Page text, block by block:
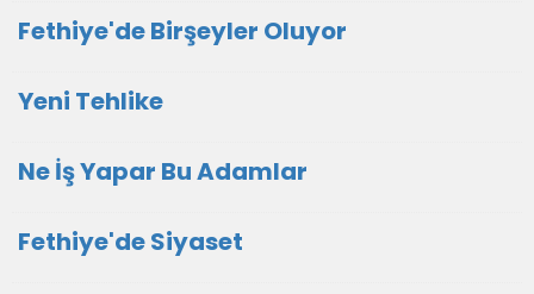
Fethiye'de Birşeyler Oluyor
Yeni Tehlike
Ne İş Yapar Bu Adamlar
Fethiye'de Siyaset